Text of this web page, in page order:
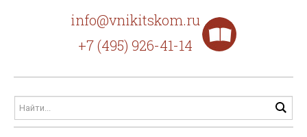
info@vnikitskom.ru
+7 (495) 926-41-14